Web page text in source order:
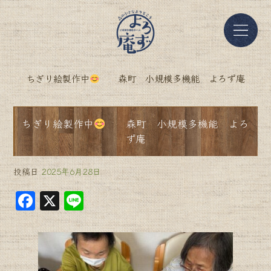
ちぎり絵製作中 森町 小規模多機能 よろず庵
ちぎり絵製作中
森町 小規模多機能 よろ
ず庵
投稿日 2025年6月28日
F
a
c
e
X Li
n
e